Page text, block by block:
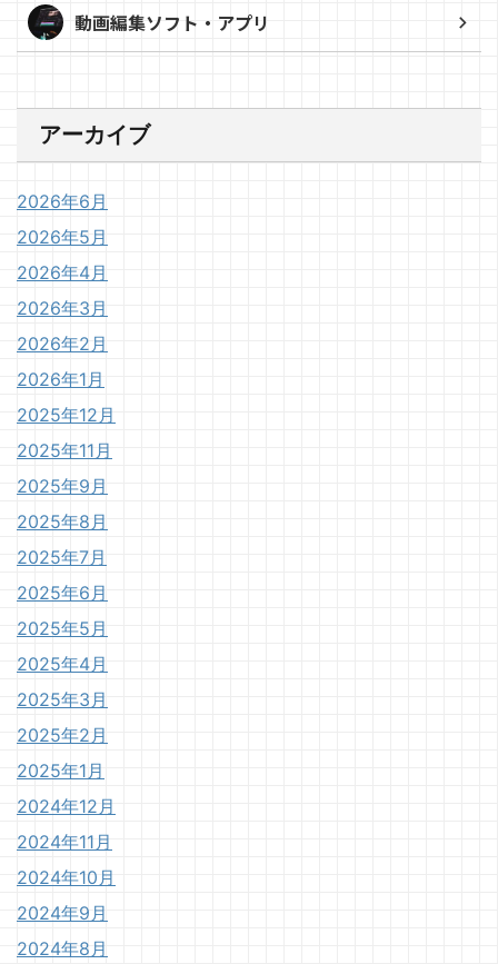
動画編集ソフト・アプリ
アーカイブ
2026年6月
2026年5月
2026年4月
2026年3月
2026年2月
2026年1月
2025年12月
2025年11月
2025年9月
2025年8月
2025年7月
2025年6月
2025年5月
2025年4月
2025年3月
2025年2月
2025年1月
2024年12月
2024年11月
2024年10月
2024年9月
2024年8月